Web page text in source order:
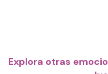
Explora otras